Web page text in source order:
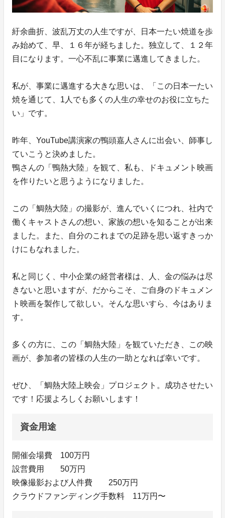
紆余曲折、波乱万丈の人生ですが、日本一たい焼道を歩
み始めて、早、１６年が経ちました。独立して、１２年
目になります。一心不乱に事業に邁進してきました。
私が、事業に邁進する大きな思いは、「この日本一たい
焼を通じて、1人でも多くの人生の幸せのお役に立ちた
い」です。
昨年、YouTube講演家の鴨頭嘉人さんに出会い、師事し
ていこうと決めました。
鴨さんの「鴨熱大陸」を観て、私も、ドキュメント映画
を作りたいと思うようになりました。
この「鯛熱大陸」の撮影が、進んでいくにつれ、社内で
働くキャストさんの想い、家族の想いを知ることが出来
ました。また、自分のこれまでの足跡を思い返すきっか
けにもなれました。
私と同じく、中小企業の経営者様は、人、金の悩みは尽
きないと思いますが、だからこそ、ご自身のドキュメン
ト映画を製作して欲しい。そんな思いすら、今はありま
す。
多くの方に、この「鯛熱大陸」を観ていただき、この映
画が、参加者の皆様の人生の一助となれば幸いです。
ぜひ、「鯛熱大陸上映会」プロジェクト。成功させたい
です！応援よろしくお願いします！
資金用途
開催会場費 100万円
設営費用 50万円
映像撮影および人件費 250万円
クラウドファンディング手数料 11万円〜